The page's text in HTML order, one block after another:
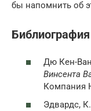
бы напомнить об
Библиография
Дю Кен-Ван
Винсента
Компания
Эдвардс,